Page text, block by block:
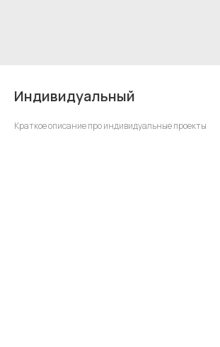
Индивидуальный
Краткое описание про индивидуальные проекты